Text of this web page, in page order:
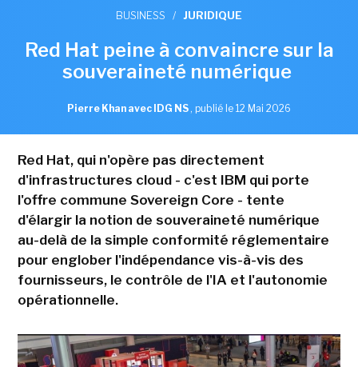
BUSINESS / JURIDIQUE
Red Hat peine à convaincre sur la
souveraineté numérique
Pierre Khan avec IDG NS , publié le 12 Mai 2026
Red Hat, qui n'opère pas directement
d'infrastructures cloud - c'est IBM qui porte
l'offre commune Sovereign Core - tente
d'élargir la notion de souveraineté numérique
au-delà de la simple conformité réglementaire
pour englober l'indépendance vis-à-vis des
fournisseurs, le contrôle de l'IA et l'autonomie
opérationnelle.